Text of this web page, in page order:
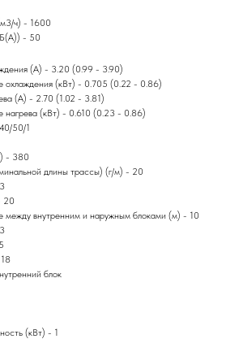
ч) - 1600
- 50
(А) - 3.20 (0.99 - 3.90)
охлаждения (кВт) - 0.705 (0.22 - 0.86)
(А) - 2.70 (1.02 - 3.81)
нагрева (кВт) - 0.610 (0.23 - 0.86)
50/1
- 380
длины трассы) (г/м) - 20
20
между внутренним и наружным блоками (м) - 10
блок
(кВт) - 1